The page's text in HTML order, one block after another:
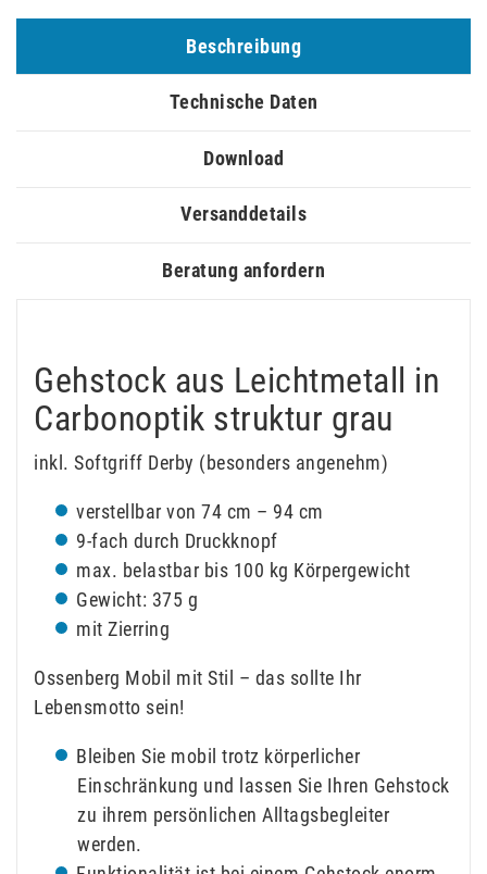
Beschreibung
Technische Daten
Download
Versanddetails
Beratung anfordern
Gehstock aus Leichtmetall in
Carbonoptik struktur grau
inkl. Softgriff Derby (besonders angenehm)
verstellbar von 74 cm – 94 cm
9-fach durch Druckknopf
max. belastbar bis 100 kg Körpergewicht
Gewicht: 375 g
mit Zierring
Ossenberg Mobil mit Stil – das sollte Ihr
Lebensmotto sein!
Bleiben Sie mobil trotz körperlicher
Einschränkung und lassen Sie Ihren Gehstock
zu ihrem persönlichen Alltagsbegleiter
werden.